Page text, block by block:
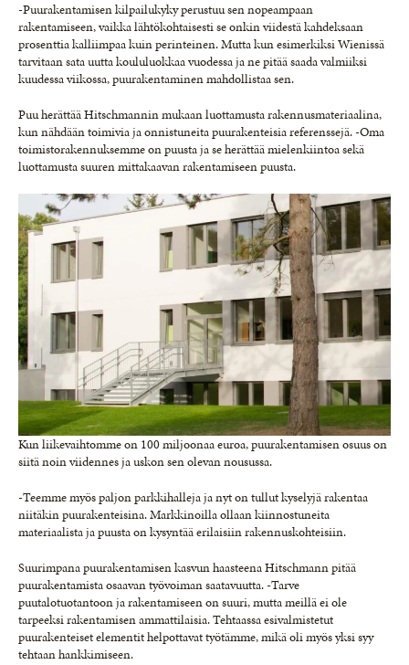
-Puurakentamisen kilpailukyky perustuu sen nopeampaan
rakentamiseen, vaikka lähtökohtaisesti se onkin viidestä kahdeksaan
prosenttia kalliimpaa kuin perinteinen. Mutta kun esimerkiksi Wienissä
tarvitaan sata uutta koululuokkaa vuodessa ja ne pitää saada valmiiksi
kuudessa viikossa, puurakentaminen mahdollistaa sen.
Puu herättää Hitschmannin mukaan luottamusta rakennusmateriaalina,
kun nähdään toimivia ja onnistuneita puurakenteisia referenssejä. -Oma
toimistorakennuksemme on puusta ja se herättää mielenkiintoa sekä
luottamusta suuren mittakaavan rakentamiseen puusta.
Kun liikevaihtomme on 100 miljoonaa euroa, puurakentamisen osuus on
siitä noin viidennes ja uskon sen olevan nousussa.
-Teemme myös paljon parkkihalleja ja nyt on tullut kyselyjä rakentaa
niitäkin puurakenteisina. Markkinoilla ollaan kiinnostuneita
materiaalista ja puusta on kysyntää erilaisiin rakennuskohteisiin.
Suurimpana puurakentamisen kasvun haasteena Hitschmann pitää
puurakentamista osaavan työvoiman saatavuutta. -Tarve
puutalotuotantoon ja rakentamiseen on suuri, mutta meillä ei ole
tarpeeksi rakentamisen ammattilaisia. Tehtaassa esivalmistetut
puurakenteiset elementit helpottavat työtämme, mikä oli myös yksi syy
tehtaan hankkimiseen.